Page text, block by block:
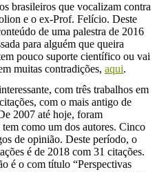
brasileiros que vocalizam contra
e o ex-Prof. Felício. Deste
de uma palestra de 2016
para alguém que queira
pouco suporte científico ou vai
muitas contradições, aqui.
com três trabalhos em
com o mais antigo de
2007 até hoje, foram
como um dos autores. Cinco
de opinião. Deste período, o
é de 2018 com 31 citações.
é o com título “Perspectivas